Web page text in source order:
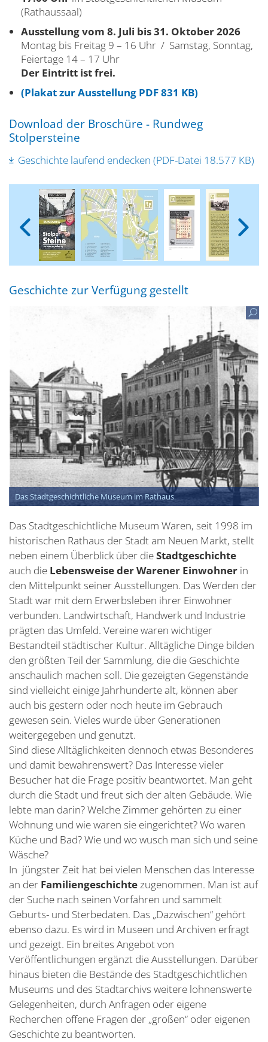
(Rathaussaal)
Ausstellung vom 8. Juli bis 31. Oktober 2026
Montag bis Freitag 9 – 16 Uhr / Samstag, Sonntag,
Feiertage 14 – 17 Uhr
Der Eintritt ist frei.
(Plakat zur Ausstellung PDF 831 KB)
Download der Broschüre - Rundweg
Stolpersteine
Geschichte laufend endecken (PDF-Datei 18.577 KB)
Geschichte zur Verfügung gestellt
Das Stadtgeschichtliche Museum im Rathaus
Das Stadtgeschichtliche Museum Waren, seit 1998 im
historischen Rathaus der Stadt am Neuen Markt, stellt
neben einem Überblick über dieStadtgeschichte
auch die Lebensweise der Warener Einwohner in
den Mittelpunkt seiner Ausstellungen. Das Werden der
Stadt war mit dem Erwerbsleben ihrer Einwohner
verbunden. Landwirtschaft, Handwerk und Industrie
prägten das Umfeld. Vereine waren wichtiger
Bestandteil städtischer Kultur. Alltägliche Dinge bilden
den größten Teil der Sammlung, die die Geschichte
anschaulich machen soll. Die gezeigten Gegenstände
sind vielleicht einige Jahrhunderte alt, können aber
auch bis gestern oder noch heute im Gebrauch
gewesen sein. Vieles wurde über Generationen
weitergegeben und genutzt.
Sind diese Alltäglichkeiten dennoch etwas Besonderes
und damit bewahrenswert? Das Interesse vieler
Besucher hat die Frage positiv beantwortet. Man geht
durch die Stadt und freut sich der alten Gebäude. Wie
lebte man darin? Welche Zimmer gehörten zu einer
Wohnung und wie waren sie eingerichtet? Wo waren
Küche und Bad? Wie und wo wusch man sich und seine
Wäsche?
In jüngster Zeit hat bei vielen Menschen das Interesse
an der Familiengeschichtezugenommen. Man ist auf
der Suche nach seinen Vorfahren und sammelt
Geburts- und Sterbedaten. Das „Dazwischen“ gehört
ebenso dazu. Es wird in Museen und Archiven erfragt
und gezeigt. Ein breites Angebot von
Veröffentlichungen ergänzt die Ausstellungen. Darüber
hinaus bieten die Bestände des Stadtgeschichtlichen
Museums und des Stadtarchivs weitere lohnenswerte
Gelegenheiten, durch Anfragen oder eigene
Recherchen offene Fragen der „großen“ oder eigenen
Geschichte zu beantworten.